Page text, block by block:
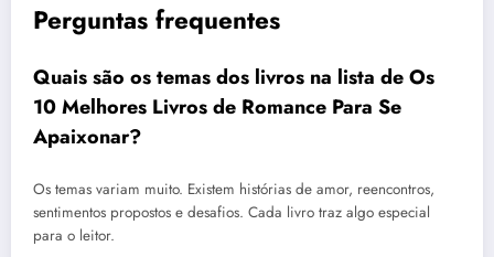
Perguntas frequentes
Quais são os temas dos livros na lista de Os
10 Melhores Livros de Romance Para Se
Apaixonar?
Os temas variam muito. Existem histórias de amor, reencontros,
sentimentos propostos e desafios. Cada livro traz algo especial
para o leitor.